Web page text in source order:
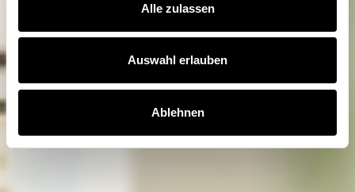
Alle zulassen
Auswahl erlauben
Ablehnen